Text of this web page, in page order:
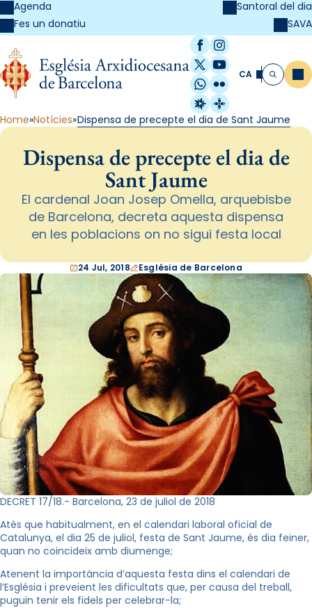
Agenda
Fes un donatiu
Santoral del dia
SAVA
Facebook
Instagram
X / Twitter
YouTube
WhatsApp
Flickr
Radio Estel
Catalunya
CA Cerca
Home Notícies Dispensa de precepte el dia de Sant Jaume
Dispensa de precepte el dia de
Sant Jaume
El cardenal Joan Josep Omella, arquebisbe
de Barcelona, decreta aquesta dispensa
en les poblacions on no sigui festa local
24 Jul, 2018 Església de Barcelona
DECRET 17/18.- Barcelona, 23 de juliol de 2018
Atès que habitualment, en el calendari laboral oficial de
Catalunya, el dia 25 de juliol, festa de Sant Jaume, és dia feiner,
quan no coincideix amb diumenge;
Atenent la importància d’aquesta festa dins el calendari de
l’Església i preveient les dificultats que, per causa del treball,
puguin tenir els fidels per celebrar-la;